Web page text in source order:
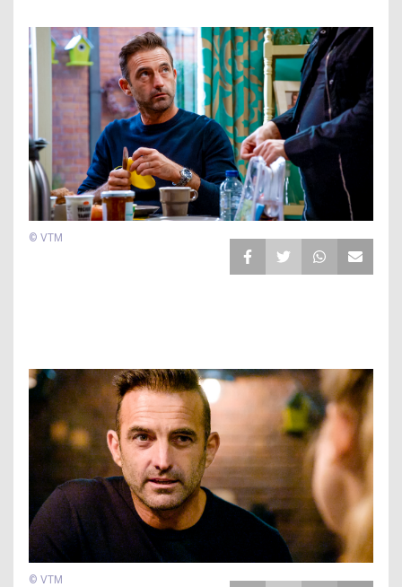
© VTM
© VTM